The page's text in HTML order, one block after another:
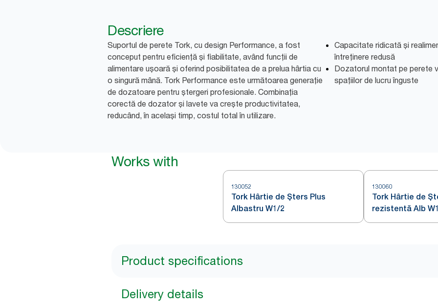
Descriere
Suportul de perete Tork, cu design Performance, a fost
conceput pentru eficiență și fiabilitate, având funcții de
alimentare ușoară și oferind posibilitatea de a prelua hârtia cu
o singură mână. Tork Performance este următoarea generație
de dozatoare pentru ștergeri profesionale. Combinația
corectă de dozator și lavete va crește productivitatea,
reducând, în același timp, costul total în utilizare.
Capacitate ridicată și
întreținere redusă
Dozatorul montat pe perete
spațiilor de lucru înguste
Works with
130052
Tork Hârtie de Șters Plus
Albastru W1/2
130060
Tork Hârtie de
rezistentă Alb
Product specifications
Delivery details